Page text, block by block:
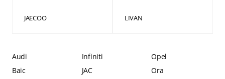
JAECOO LIVAN
Audi
Baic
Infiniti
JAC
Opel
Ora